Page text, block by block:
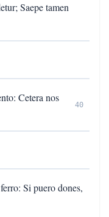
Saepe tamen
Cetera nos
40
Si puero dones,